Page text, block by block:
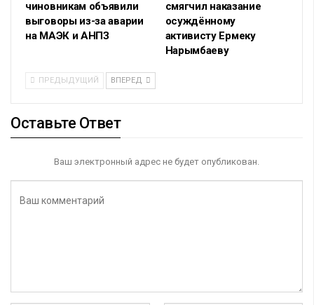
чиновникам объявили
выговоры из-за аварии
на МАЭК и АНПЗ
смягчил наказание
осуждённому
активисту Ермеку
Нарымбаеву
ПРЕДЫДУЩИЙ ВПЕРЕД
Оставьте Ответ
Ваш электронный адрес не будет опубликован.